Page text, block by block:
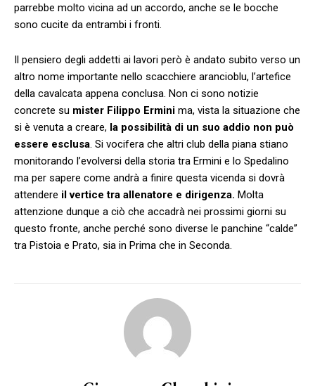
parrebbe molto vicina ad un accordo, anche se le bocche
sono cucite da entrambi i fronti.
Il pensiero degli addetti ai lavori però è andato subito verso un
altro nome importante nello scacchiere arancioblu, l’artefice
della cavalcata appena conclusa. Non ci sono notizie
concrete su mister Filippo Ermini ma, vista la situazione che
si è venuta a creare, la possibilità di un suo addio non può
essere esclusa. Si vocifera che altri club della piana stiano
monitorando l’evolversi della storia tra Ermini e lo Spedalino
ma per sapere come andrà a finire questa vicenda si dovrà
attendere il vertice tra allenatore e dirigenza. Molta
attenzione dunque a ciò che accadrà nei prossimi giorni su
questo fronte, anche perché sono diverse le panchine “calde”
tra Pistoia e Prato, sia in Prima che in Seconda.